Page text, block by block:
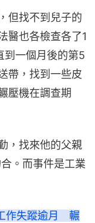
但找不到兒子的
醫也各檢查各了1
到一個月後的第5
帶，找到一些皮
壓機在調查期
，找來他的父親
。而事件是工業
作失蹤逾月　輾